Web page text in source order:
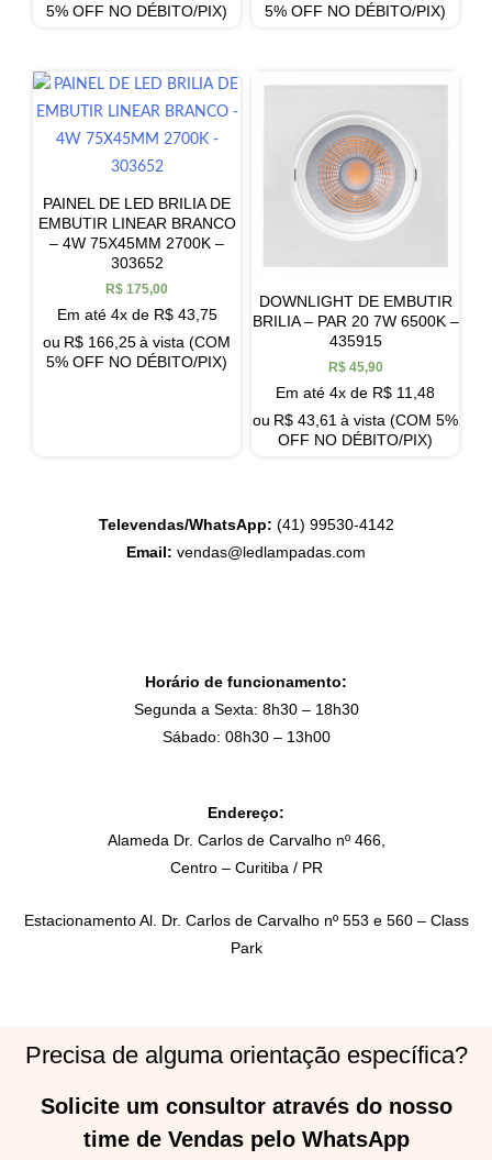
5% OFF NO DÉBITO/PIX)
5% OFF NO DÉBITO/PIX)
PAINEL DE LED BRILIA DE
EMBUTIR LINEAR BRANCO
– 4W 75X45MM 2700K –
303652
R$ 175,00
Em até 4x de R$43,75
ou R$ 166,25à vista (COM
5% OFF NO DÉBITO/PIX)
DOWNLIGHT DE EMBUTIR
BRILIA – PAR 20 7W 6500K –
435915
R$45,90
Em até 4x de R$ 11,48
ou R$ 43,61 à vista (COM 5%
OFF NO DÉBITO/PIX)
Televendas/WhatsApp: (41) 99530-4142
Email: vendas@ledlampadas.com
Horário de funcionamento:
Segunda a Sexta: 8h30 – 18h30
Sábado: 08h30 – 13h00
Endereço:
Alameda Dr. Carlos de Carvalho nº 466,
Centro – Curitiba / PR
Estacionamento Al. Dr. Carlos de Carvalho nº 553 e 560 – Class
Park
Precisa de alguma orientação específica?
Solicite um consultor através do nosso
time de Vendas pelo WhatsApp